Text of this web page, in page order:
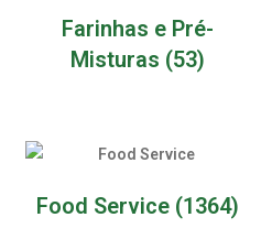
Farinhas e Pré-
Misturas (53)
Food Service (1364)